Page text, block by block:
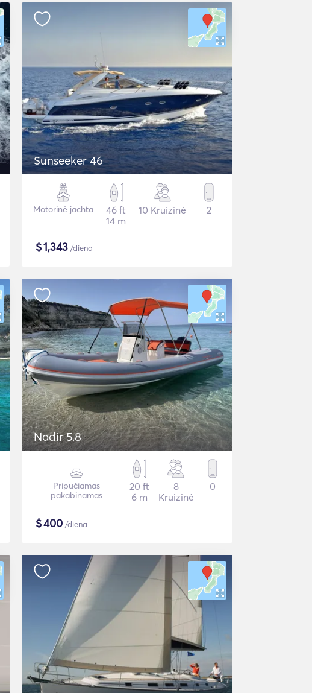
Sunseeker 46
Motorinė jachta
46 ft
14 m
10 Kruizinė 2
$1,343 /diena
Nadir 5.8
Pripučiamas
pakabinamas
20 ft
6 m
8
Kruizinė
0
$400 /diena